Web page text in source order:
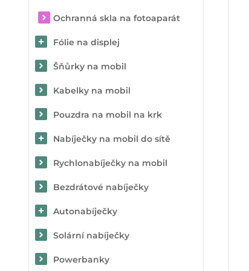
Ochranná skla na fotoaparát
Fólie na displej
Šňůrky na mobil
Kabelky na mobil
Pouzdra na mobil na krk
Nabíječky na mobil do sítě
Rychlonabíječky na mobil
Bezdrátové nabíječky
Autonabíječky
Solární nabíječky
Powerbanky